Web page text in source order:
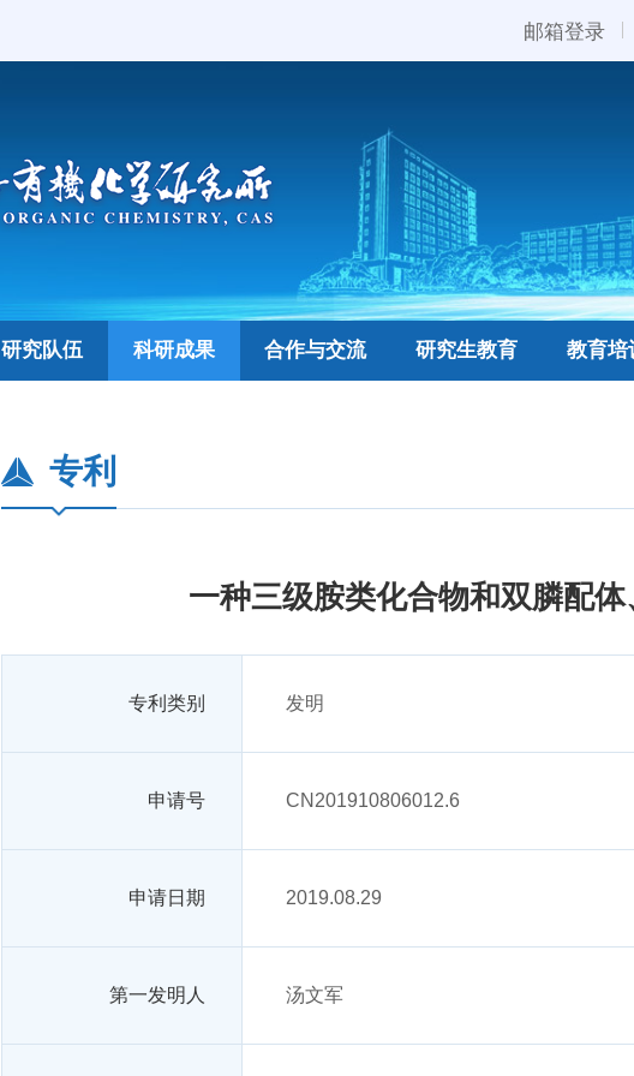
邮箱登录
研究队伍 科研成果 合作与交流 研究生教育 教育培
专利
一种三级胺类化合物和双膦配
专利类别 发明
申请号 CN201910806012.6
申请日期 2019.08.29
第一发明人 汤文军